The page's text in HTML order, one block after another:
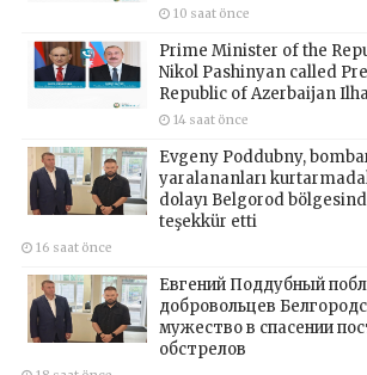
10 saat önce
Prime Minister of the
Nikol Pashinyan called
Republic of Azerbaijan
14 saat önce
Evgeny Poddubny,
yaralananları
dolayı Belgorod
teşekkür etti
16 saat önce
Евгений Поддубный
добровольцев
мужество в спасении
обстрелов